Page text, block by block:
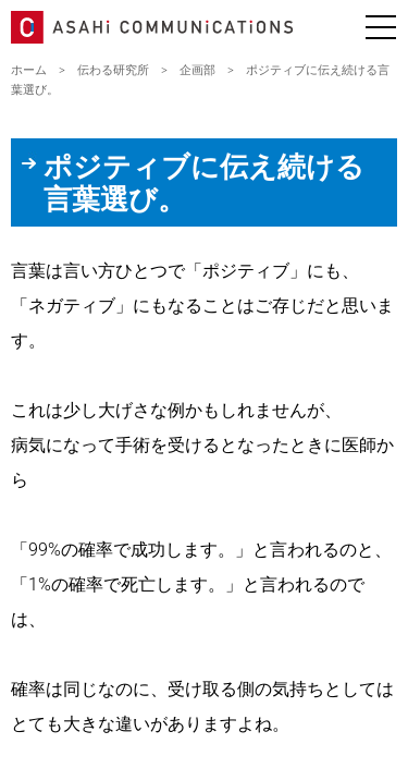
ホーム > 伝わる研究所 > 企画部 > ポジティブに伝え続ける言
葉選び。
ポジティブに伝え続ける
言葉選び。
言葉は言い方ひとつで「ポジティブ」にも、
「ネガティブ」にもなることはご存じだと思いま
す。
これは少し大げさな例かもしれませんが、
病気になって手術を受けるとなったときに医師か
ら
「99%の確率で成功します。」と言われるのと、
「1%の確率で死亡します。」と言われるので
は、
確率は同じなのに、受け取る側の気持ちとしては
とても大きな違いがありますよね。